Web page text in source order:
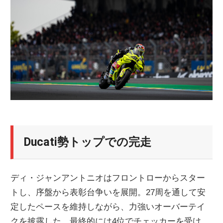
ニ
ュ
ー
Ducati勢トップでの完走
ディ・ジャンアントニオはフロントローからスター
トし、序盤から表彰台争いを展開。27周を通して安
定したペースを維持しながら、力強いオーバーテイ